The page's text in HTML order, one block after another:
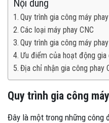
Nội dung
Quy trình gia công máy
Các loại máy phay CNC
Quy trình gia công máy
Ưu điểm của hoạt động gia
Địa chỉ nhận gia công phay
Quy trình gia công
Đây là một trong những công